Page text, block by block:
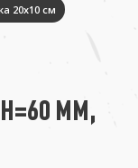
20х10 см
ММ,